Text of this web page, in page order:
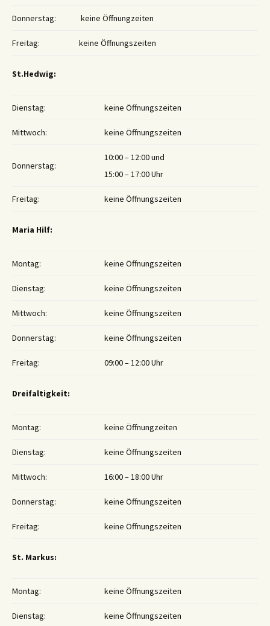
Donnerstag: keine Öffnungzeiten
Freitag: keine Öffnungszeiten
St.Hedwig:
Dienstag: keine Öffnungszeiten
Mittwoch: keine Öffnungszeiten
Donnerstag:
10:00 – 12:00 und
15:00 – 17:00 Uhr
Freitag: keine Öffnungszeiten
Maria Hilf:
Montag: keine Öffnungszeiten
Dienstag: keine Öffnungszeiten
Mittwoch: keine Öffnungszeiten
Donnerstag: keine Öffnungszeiten
Freitag: 09:00 – 12:00 Uhr
Dreifaltigkeit:
Montag: keine Öffnungzeiten
Dienstag: keine Öffnungszeiten
Mittwoch: 16:00 – 18:00 Uhr
Donnerstag: keine Öffnungszeiten
Freitag: keine Öffnungszeiten
St. Markus:
Montag: keine Öffnungszeiten
Dienstag: keine Öffnungszeiten